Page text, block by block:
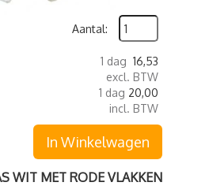
Aantal:
1 dag 16,53
excl. BTW
1 dag 20,00
incl. BTW
In Winkelwagen
WIT MET RODE VLAKKEN